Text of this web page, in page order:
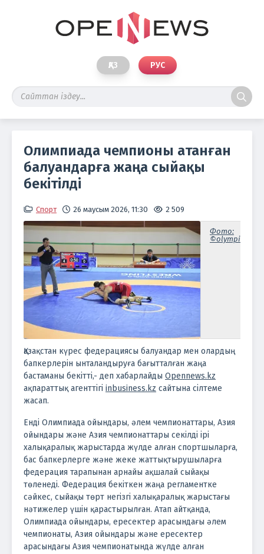
ҚАЗ РУС
Олимпиада чемпионы атанған
балуандарға жаңа сыйақы
бекітілді
Спорт 26 маусым 2026, 11:30 2 509
Фото:
©olympic.kz
Қазақстан күрес федерациясы балуандар мен олардың
бапкерлерін ынталандыруға бағытталған жаңа
бастаманы бекітті,- деп хабарлайды Opennews.kz
ақпараттық агенттігі inbusiness.kz сайтына сілтеме
жасап.
Енді Олимпиада ойындары, әлем чемпионаттары, Азия
ойындары және Азия чемпионаттары секілді ірі
халықаралық жарыстарда жүлде алған спортшыларға,
бас бапкерлерге және жеке жаттықтырушыларға
федерация тарапынан арнайы ақшалай сыйақы
төленеді. Федерация бекіткен жаңа регламентке
сәйкес, сыйақы төрт негізгі халықаралық жарыстағы
нәтижелер үшін қарастырылған. Атап айтқанда,
Олимпиада ойындары, ересектер арасындағы әлем
чемпионаты, Азия ойындары және ересектер
арасындағы Азия чемпионатында жүлде алған